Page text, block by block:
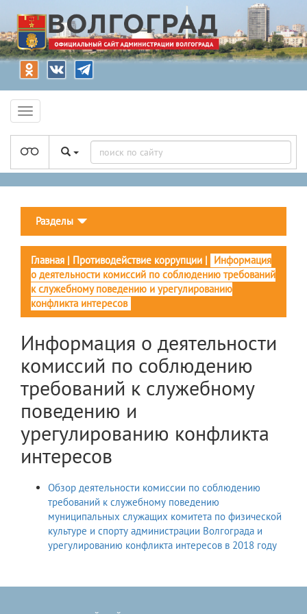
Разделы
Главная | Противодействие коррупции | Информация
о деятельности комиссий по соблюдению требований
к служебному поведению и урегулированию
конфликта интересов
Информация о деятельности
комиссий по соблюдению
требований к служебному
поведению и
урегулированию конфликта
интересов
Обзор деятельности комиссии по соблюдению
требований к служебному поведению
муниципальных служащих комитета по физической
культуре и спорту администрации Волгограда и
урегулированию конфликта интересов в 2018 году